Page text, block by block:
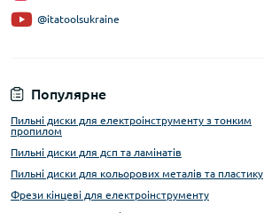
Популярне
Пильні диски для електроінструменту з тонким
пропилом
Пильні диски для дсп та ламінатів
Пильні диски для кольорових металів та пластику
Фрези кінцеві для електроінструменту
@itatoolsukraine